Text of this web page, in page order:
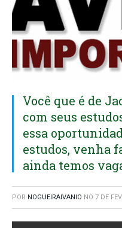
Você que é de
com seus
essa
estudos, venha
ainda temos
POR NOGUEIRAIVANIO NO 7 DE